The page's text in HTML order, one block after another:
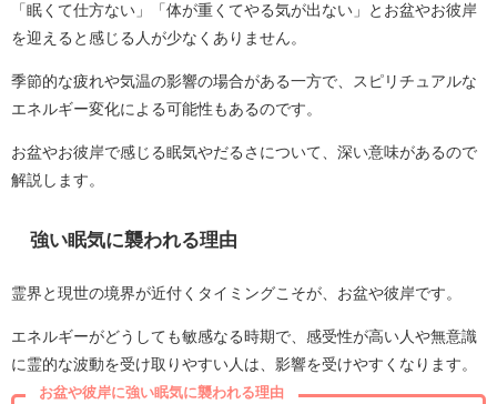
「眠くて仕方ない」「体が重くてやる気が出ない」とお盆やお彼岸
を迎えると感じる人が少なくありません。
季節的な疲れや気温の影響の場合がある一方で、スピリチュアルな
エネルギー変化による可能性もあるのです。
お盆やお彼岸で感じる眠気やだるさについて、深い意味があるので
解説します。
強い眠気に襲われる理由
霊界と現世の境界が近付くタイミングこそが、お盆や彼岸です。
エネルギーがどうしても敏感なる時期で、感受性が高い人や無意識
に霊的な波動を受け取りやすい人は、影響を受けやすくなります。
お盆や彼岸に強い眠気に襲われる理由